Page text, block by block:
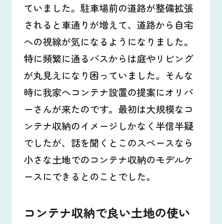
ていました。駐車場前の道路が整備拡張
されると車通りが増えて、道路から自宅
への視線が気になるようになりました。
特に頻繁に通るバスからは庭やリビング
が丸見えになり困っていました。そんな
時に我家へコンテナ設置の提案にオリバ
ーさんが来たのです。最初は大規模なコ
ンテナ収納のイメージしかなく半信半疑
でしたが、話を聞くとこのスペースなら
小さな土地でのコンテナ収納のモデルケ
ースにできるとのことでした。
コンテナ収納で良い土地の使い